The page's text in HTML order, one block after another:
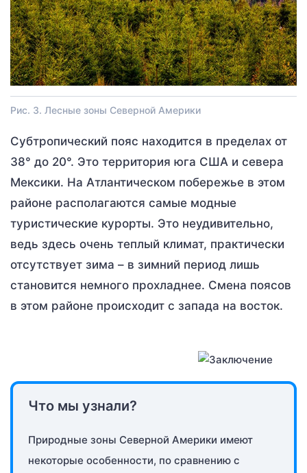
Рис. 3. Лесные зоны Северной Америки
Субтропический пояс находится в пределах от
38° до 20°. Это территория юга США и севера
Мексики. На Атлантическом побережье в этом
районе располагаются самые модные
туристические курорты. Это неудивительно,
ведь здесь очень теплый климат, практически
отсутствует зима – в зимний период лишь
становится немного прохладнее. Смена поясов
в этом районе происходит с запада на восток.
Что мы узнали?
Природные зоны Северной Америки имеют
некоторые особенности, по сравнению с